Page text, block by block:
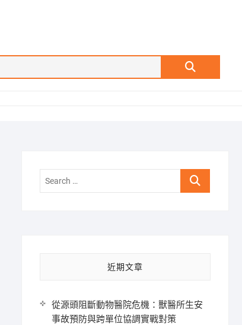
Search
Search
近期文章
從源頭阻斷動物醫院危機：獸醫所生安
事故預防與跨單位協調實戰對策